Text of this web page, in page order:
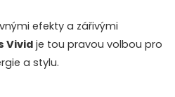
efekty a zářivými
Vividje tou pravou volbou pro
a stylu.